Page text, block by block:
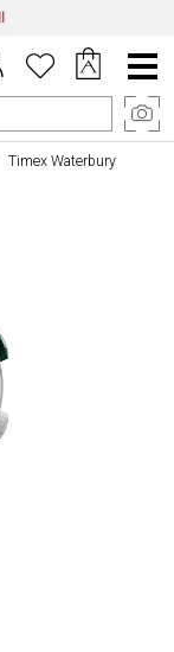
Menu
główne
Timex Waterbury